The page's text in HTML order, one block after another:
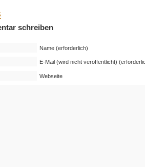
schreiben
Name (erforderlich)
E-Mail (wird nicht veröffentlicht)
Webseite